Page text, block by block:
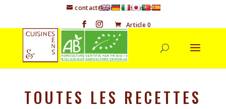
contact@cuisineetsens.com
Article 0
TOUTES LES RECETTES